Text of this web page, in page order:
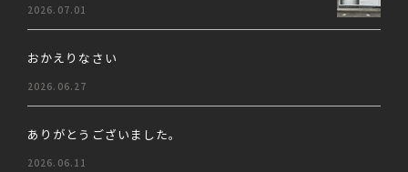
2026.07.01
おかえりなさい
2026.06.27
ありがとうございました。
2026.06.11